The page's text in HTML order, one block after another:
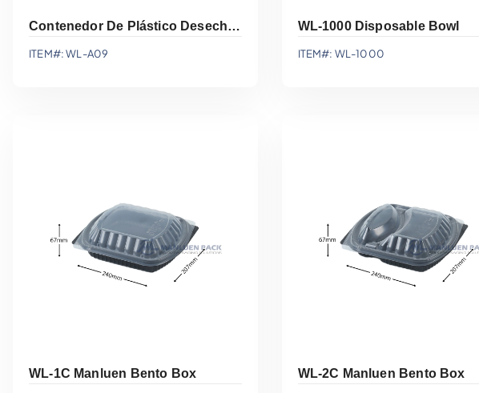
Agregar A La Cotización
Contenedor De Plástico Desechable Para Pastel De 10 Pulgadas WL-A09
ITEM#: WL-A09
Agregar A La Cotización
WL-1000 Disposable Bowl
ITEM#: WL-1000
WL-1C Manluen Bento Box WL-2C Manluen Bento Box